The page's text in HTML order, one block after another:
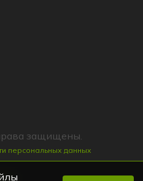
защищены.
персональных данных